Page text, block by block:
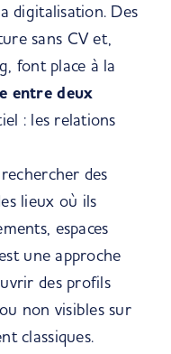
digitalisation. Des
sans CV et,
, font place à la
entre deux
: les relations
des
lieux où ils
espaces
une approche
des profils
non visibles sur
classiques.